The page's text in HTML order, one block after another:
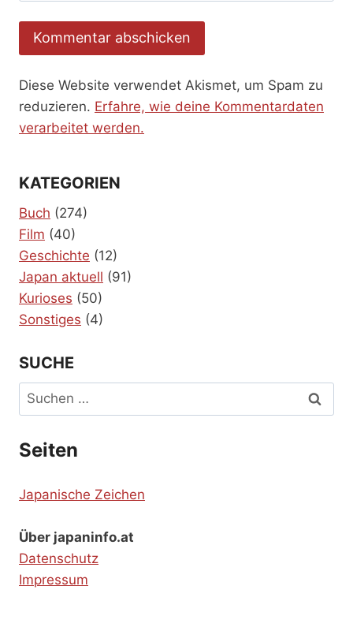
Diese Website verwendet Akismet, um Spam zu
reduzieren. Erfahre, wie deine Kommentardaten
verarbeitet werden.
KATEGORIEN
Buch (274)
Film (40)
Geschichte (12)
Japan aktuell (91)
Kurioses (50)
Sonstiges (4)
SUCHE
Suchen
nach:
Seiten
Japanische Zeichen
Über japaninfo.at
Datenschutz
Impressum